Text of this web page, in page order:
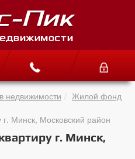
недвижимости
Жилой фонд
Минск, Московский район
г. Минск,